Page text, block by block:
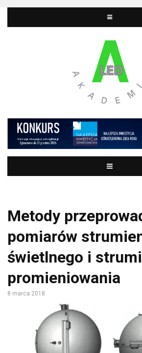
Metody
pomiarów
świetlnego i
promieniowania
8 marca 2018